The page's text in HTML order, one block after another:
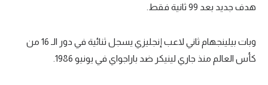
هدف جديد بعد 99 ثانية فقط.
وبات بيلينجهام ثاني لاعب إنجليزي يسجل ثنائية في دور الـ 16 من
كأس العالم منذ جاري لينيكر ضد باراجواي في يونيو 1986.